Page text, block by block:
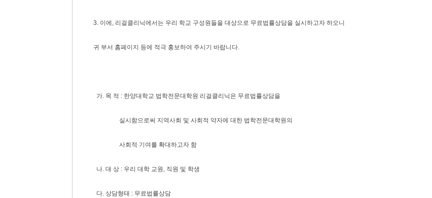
3. 이에, 리걸클리닉에서는 우리 학교 구성원들을 대상으로 무료법률상담을 실시하고자 하오니
귀 부서 홈페이지 등에 적극 홍보하여 주시기 바랍니다.
가. 목 적 : 한양대학교 법학전문대학원 리걸클리닉은 무료법률상담을
실시함으로써 지역사회 및 사회적 약자에 대한 법학전문대학원의
사회적 기여를 확대하고자 함
나. 대 상 : 우리 대학 교원, 직원 및 학생
다. 상담형태 : 무료법률상담